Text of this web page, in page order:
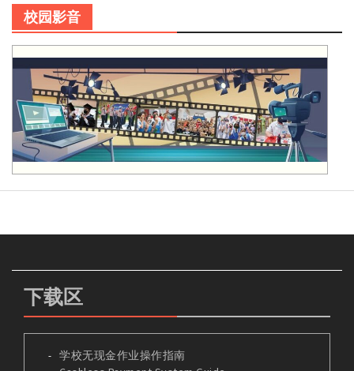
校园影音
下载区
学校无现金作业操作指南